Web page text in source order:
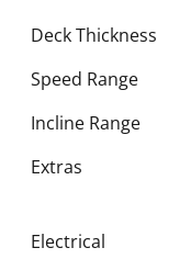
Deck Thickness
Speed Range
Incline Range
Extras
Electrical